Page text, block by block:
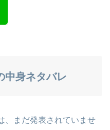
中身ネタバレ
、まだ発表されていませ